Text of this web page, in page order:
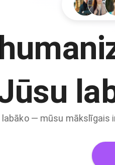
— mūsu